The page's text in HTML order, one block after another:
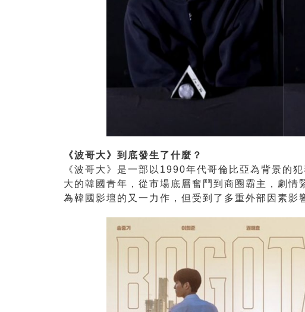
《波哥大》到底發生了什麼？
《波哥大》是一部以1990年代哥倫比亞為背景的
大的韓國青年，從市場底層奮鬥到商圈霸主，劇
為韓國影壇的又一力作，但受到了多重外部因素影